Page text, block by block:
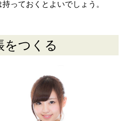
っておくとよいでしょう。
をつくる